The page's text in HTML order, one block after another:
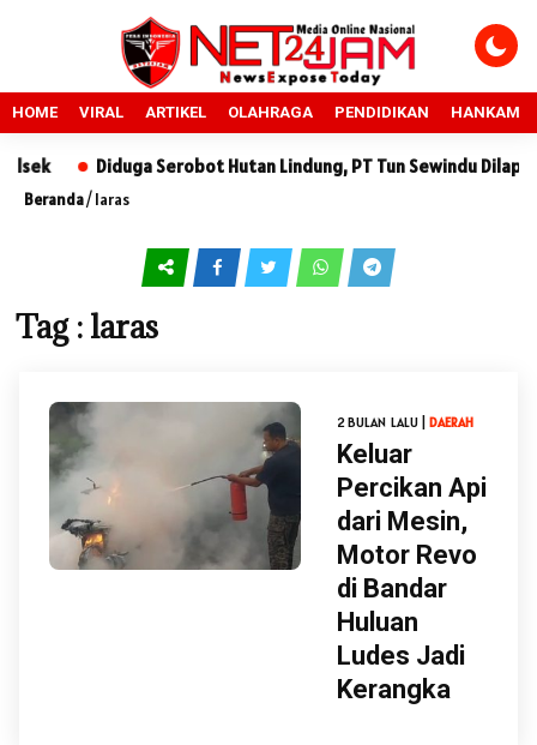
HOME VIRAL ARTIKEL OLAHRAGA PENDIDIKAN HANKAM
Diduga Serobot Hutan Lindung, PT Tun Sewindu
Beranda/laras
Tag : laras
2 BULAN LALU | DAERAH
Keluar
Percikan Api
dari Mesin,
Motor Revo
di Bandar
Huluan
Ludes Jadi
Kerangka